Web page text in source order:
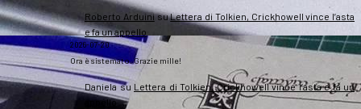
Roberto ArduinisuLettera di Tolkien, Crickhowell vince l’asta
e fa un appello
2026-07-20
Ora è sistemato. Grazie mille!
Danielasu Lettera di Tolkien, Crickhowell vince l’asta e fa un
appello